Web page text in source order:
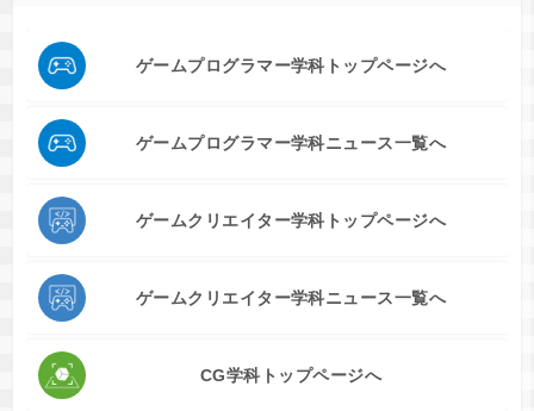
ゲームプログラマー学科トップページへ
ゲームプログラマー学科ニュース一覧へ
ゲームクリエイター学科トップページへ
ゲームクリエイター学科ニュース一覧へ
CG学科トップページへ